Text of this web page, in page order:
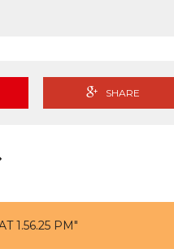
SHARE
1.56.25 PM"